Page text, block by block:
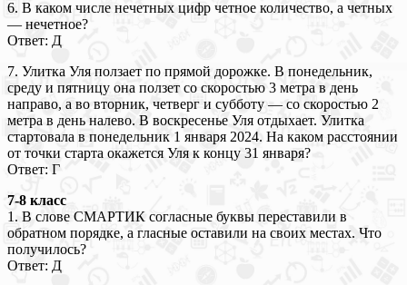
6. В каком числе нечетных цифр четное количество, а четных
— нечетное?
Ответ: Д
7. Улитка Уля ползает по прямой дорожке. В понедельник,
среду и пятницу она ползет со скоростью 3 метра в день
направо, а во вторник, четверг и субботу — со скоростью 2
метра в день налево. В воскресенье Уля отдыхает. Улитка
стартовала в понедельник 1 января 2024. На каком расстоянии
от точки старта окажется Уля к концу 31 января?
Ответ: Г
7-8 класс
1. В слове СМАРТИК согласные буквы переставили в
обратном порядке, а гласные оставили на своих местах. Что
получилось?
Ответ: Д